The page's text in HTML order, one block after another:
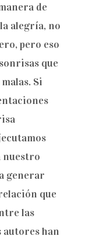
de
alegría, no
pero eso
que
Si
nuestro
generar
que
las
autores han